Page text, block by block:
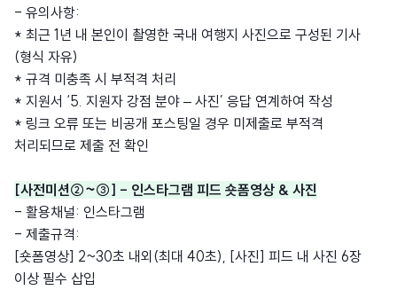
- 유의사항:
* 최근 1년 내 본인이 촬영한 국내 여행지 사진으로 구성된 기사
(형식 자유)
* 규격 미충족 시 부적격 처리
* 지원서 ‘5. 지원자 강점 분야 – 사진’ 응답 연계하여 작성
* 링크 오류 또는 비공개 포스팅일 경우 미제출로 부적격
처리되므로 제출 전 확인
[사전미션②~③] - 인스타그램 피드 숏폼영상 & 사진
- 활용채널: 인스타그램
- 제출규격:
[숏폼영상] 2~30초 내외(최대 40초), [사진] 피드 내 사진 6장
이상 필수 삽입